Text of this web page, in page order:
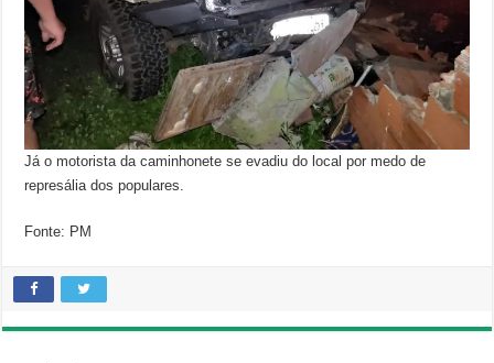
Já o motorista da caminhonete se evadiu do local por medo de
represália dos populares.
Fonte: PM